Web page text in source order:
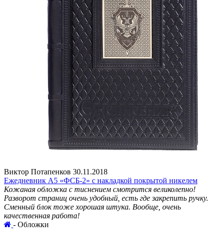
Виктор Потапенков 30.11.2018
Ежедневник А5 «ФСБ-2» с накладкой покрытой никелем
Кожаная обложка с тиснением смотрится великолепно!
Разворот страниц очень удобный, есть где закрепить ручку.
Сменный блок тоже хорошая штука. Вообще, очень
качественная работа!
- Обложки